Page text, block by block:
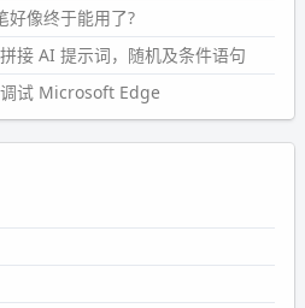
好像终于能用了?
接 AI 提示词，随机及条件语句
调试 Microsoft Edge